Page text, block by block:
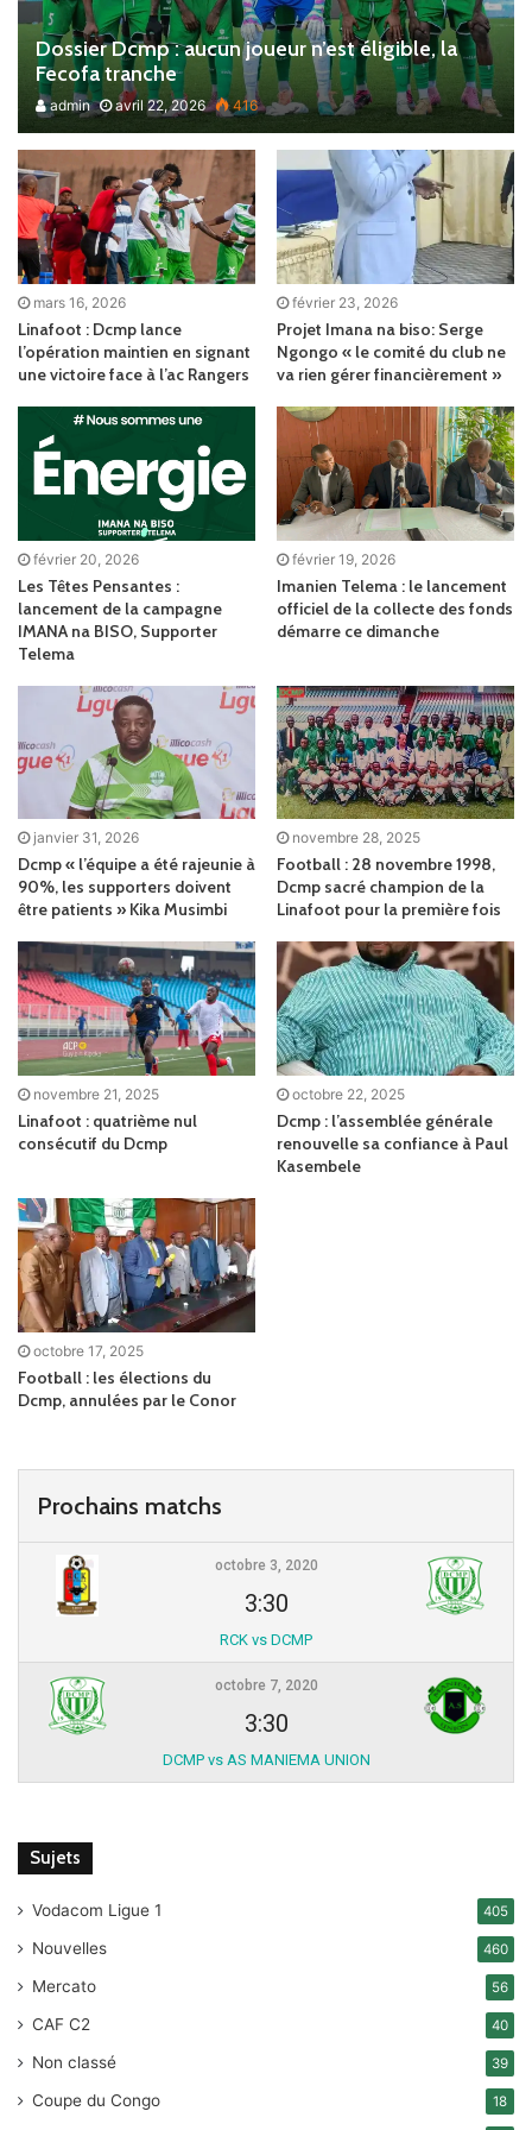
Dossier Dcmp : aucun joueur n’est éligible, la
Fecofa tranche
admin avril 22, 2026 416
mars 16, 2026
Linafoot : Dcmp lance
l’opération maintien en signant
une victoire face à l’ac Rangers
février 23, 2026
Projet Imana na biso: Serge
Ngongo « le comité du club ne
va rien gérer financièrement »
février 20, 2026
Les Têtes Pensantes :
lancement de la campagne
IMANA na BISO, Supporter
Telema
février 19, 2026
Imanien Telema : le lancement
officiel de la collecte des fonds
démarre ce dimanche
janvier 31, 2026
Dcmp « l’équipe a été rajeunie à
90%, les supporters doivent
être patients » Kika Musimbi
novembre 28, 2025
Football : 28 novembre 1998,
Dcmp sacré champion de la
Linafoot pour la première fois
novembre 21, 2025
Linafoot : quatrième nul
consécutif du Dcmp
octobre 22, 2025
Dcmp : l’assemblée générale
renouvelle sa confiance à Paul
Kasembele
octobre 17, 2025
Football : les élections du
Dcmp, annulées par le Conor
Prochains matchs
octobre 3, 2020
3:30
RCK vs DCMP
octobre 7, 2020
3:30
DCMP vs AS MANIEMA UNION
Sujets
Vodacom Ligue 1 405
Nouvelles 460
Mercato 56
CAF C2 40
Non classé 39
Coupe du Congo 18